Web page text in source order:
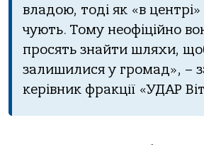
владою, тоді як «в
чують. Тому неофіційно
просять знайти шляхи,
залишилися у громад», –
керівник фракції «УДАР